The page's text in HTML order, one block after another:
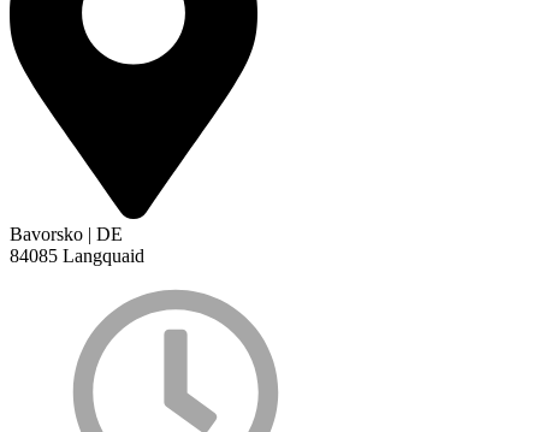
Bavorsko | DE
84085 Langquaid